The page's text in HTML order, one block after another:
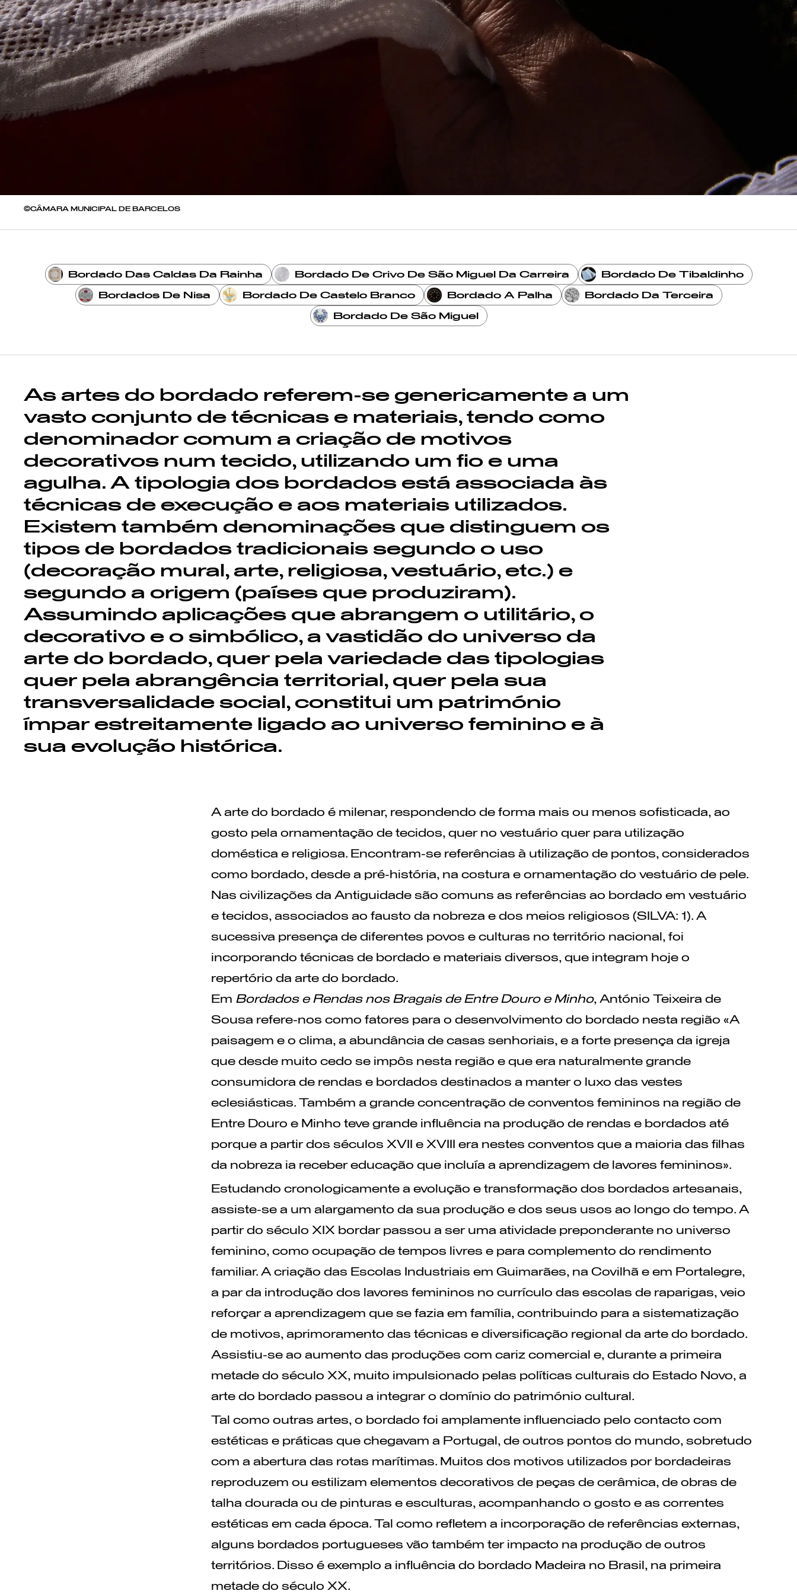
©CÂMARA MUNICIPAL DE BARCELOS
Bordado Das Caldas Da Rainha Bordado De Crivo De São Miguel Da Carreira Bordado De Tibaldinho
Bordados De Nisa Bordado De Castelo Branco Bordado A Palha Bordado Da Terceira
Bordado De São Miguel
As artes do bordado referem-se genericamente a um
vasto conjunto de técnicas e materiais, tendo como
denominador comum a criação de motivos
decorativos num tecido, utilizando um fio e uma
agulha. A tipologia dos bordados está associada às
técnicas de execução e aos materiais utilizados.
Existem também denominações que distinguem os
tipos de bordados tradicionais segundo o uso
(decoração mural, arte, religiosa, vestuário, etc.) e
segundo a origem (países que produziram).
Assumindo aplicações que abrangem o utilitário, o
decorativo e o simbólico, a vastidão do universo da
arte do bordado, quer pela variedade das tipologias
quer pela abrangência territorial, quer pela sua
transversalidade social, constitui um património
ímpar estreitamente ligado ao universo feminino e à
sua evolução histórica.
A arte do bordado é milenar, respondendo de forma mais ou menos sofisticada, ao
gosto pela ornamentação de tecidos, quer no vestuário quer para utilização
doméstica e religiosa. Encontram-se referências à utilização de pontos, considerados
como bordado, desde a pré-história, na costura e ornamentação do vestuário de pele.
Nas civilizações da Antiguidade são comuns as referências ao bordado em vestuário
e tecidos, associados ao fausto da nobreza e dos meios religiosos (SILVA: 1). A
sucessiva presença de diferentes povos e culturas no território nacional, foi
incorporando técnicas de bordado e materiais diversos, que integram hoje o
repertório da arte do bordado.
Em Bordados e Rendas nos Bragais de Entre Douro e Minho, António Teixeira de
Sousa refere-nos como fatores para o desenvolvimento do bordado nesta região «A
paisagem e o clima, a abundância de casas senhoriais, e a forte presença da igreja
que desde muito cedo se impôs nesta região e que era naturalmente grande
consumidora de rendas e bordados destinados a manter o luxo das vestes
eclesiásticas. Também a grande concentração de conventos femininos na região de
Entre Douro e Minho teve grande influência na produção de rendas e bordados até
porque a partir dos séculos XVII e XVIII era nestes conventos que a maioria das filhas
da nobreza ia receber educação que incluía a aprendizagem de lavores femininos».
Estudando cronologicamente a evolução e transformação dos bordados artesanais,
assiste-se a um alargamento da sua produção e dos seus usos ao longo do tempo. A
partir do século XIX bordar passou a ser uma atividade preponderante no universo
feminino, como ocupação de tempos livres e para complemento do rendimento
familiar. A criação das Escolas Industriais em Guimarães, na Covilhã e em Portalegre,
a par da introdução dos lavores femininos no currículo das escolas de raparigas, veio
reforçar a aprendizagem que se fazia em família, contribuindo para a sistematização
de motivos, aprimoramento das técnicas e diversificação regional da arte do bordado.
Assistiu-se ao aumento das produções com cariz comercial e, durante a primeira
metade do século XX, muito impulsionado pelas políticas culturais do Estado Novo, a
arte do bordado passou a integrar o domínio do património cultural.
Tal como outras artes, o bordado foi amplamente influenciado pelo contacto com
estéticas e práticas que chegavam a Portugal, de outros pontos do mundo, sobretudo
com a abertura das rotas marítimas. Muitos dos motivos utilizados por bordadeiras
reproduzem ou estilizam elementos decorativos de peças de cerâmica, de obras de
talha dourada ou de pinturas e esculturas, acompanhando o gosto e as correntes
estéticas em cada época. Tal como refletem a incorporação de referências externas,
alguns bordados portugueses vão também ter impacto na produção de outros
territórios. Disso é exemplo a influência do bordado Madeira no Brasil, na primeira
metade do século XX.